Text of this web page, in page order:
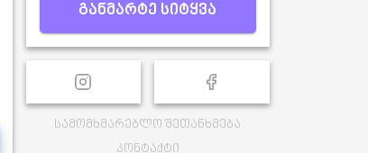
განმარტე სიტყვა
სამომხმარებლო შეთანხმება
კონტაქტი